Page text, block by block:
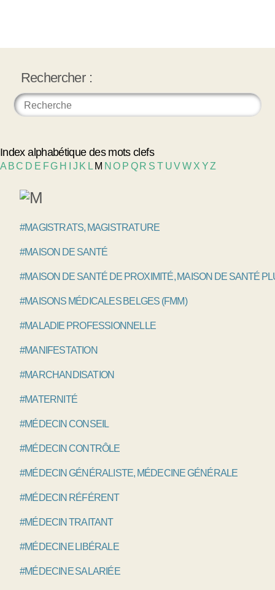
Rechercher :
Index alphabétique des mots clefs
A BC D E FG H J K L M NO P Q R S T UVW X YZ
#MAGISTRATS, MAGISTRATURE
#MAISON DE SANTÉ
#MAISON DE SANTÉ DE PROXIMITÉ, MAISON DE SANTÉ
#MAISONS MÉDICALES BELGES (FMM)
#MALADIE PROFESSIONNELLE
#MANIFESTATION
#MARCHANDISATION
#MATERNITÉ
#MÉDECIN CONSEIL
#MÉDECIN CONTRÔLE
#MÉDECIN GÉNÉRALISTE, MÉDECINE GÉNÉRALE
#MÉDECIN RÉFÉRENT
#MÉDECIN TRAITANT
#MÉDECINE LIBÉRALE
#MÉDECINE SALARIÉE